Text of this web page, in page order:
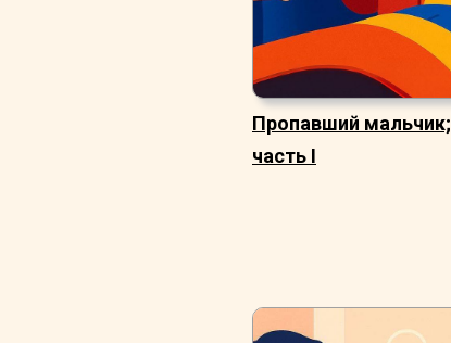
Пропавший мальчик;
часть I